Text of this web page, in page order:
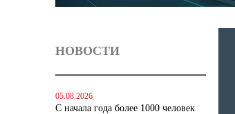
НОВОСТИ
05.08.2026
С начала года более 1000 человек